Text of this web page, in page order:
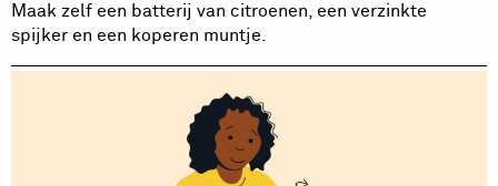
Maak zelf een batterij van citroenen, een verzinkte
spijker en een koperen muntje.